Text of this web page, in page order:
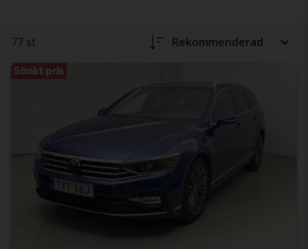
77 st Rekommenderad
Sänkt pris